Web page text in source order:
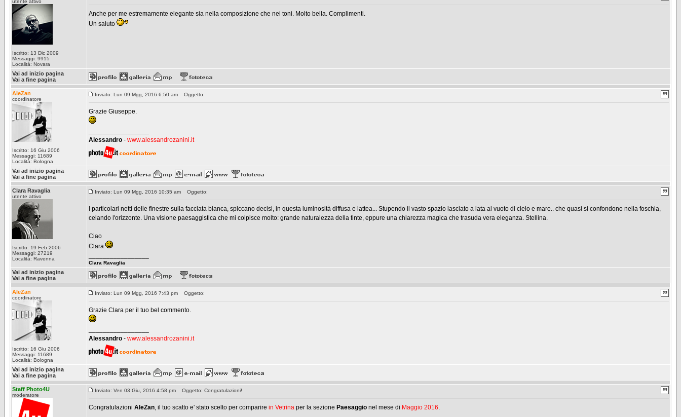
utente attivo
Iscritto: 13 Dic 2009
Messaggi: 9915
Località: Novara
Anche per me estremamente elegante sia nella composizione che nei toni. Molto bella. Complimenti.
Un saluto
Vai ad inizio pagina
Vai a fine pagina
AleZan
coordinatore
Iscritto: 16 Giu 2006
Messaggi: 11689
Località: Bologna
Inviato: Lun 09 Mgg, 2016 6:50 am Oggetto:
Grazie Giuseppe.
Alessandro - www.alessandrozanini.it
Vai ad inizio pagina
Vai a fine pagina
Clara Ravaglia
utente attivo
Iscritto: 19 Feb 2006
Messaggi: 27219
Località: Ravenna
Inviato: Lun 09 Mgg, 2016 10:35 am Oggetto:
I particolari netti delle finestre sulla facciata bianca, spiccano decisi, in questa luminosità diffusa e lattea... Stupendo il vasto spazio lasciato a lata al vuoto di cielo e mare.. che quasi si confondono nella foschia,
celando l'orizzonte. Una visione paesaggistica che mi colpisce molto: grande naturalezza della tinte, eppure una chiarezza magica che trasuda vera eleganza. Stellina.
Ciao
Clara
Clara Ravaglia
Vai ad inizio pagina
Vai a fine pagina
AleZan
coordinatore
Iscritto: 16 Giu 2006
Messaggi: 11689
Località: Bologna
Inviato: Lun 09 Mgg, 2016 7:43 pm Oggetto:
Grazie Clara per il tuo bel commento.
Alessandro - www.alessandrozanini.it
Vai ad inizio pagina
Vai a fine pagina
Staff Photo4U
moderatore
Inviato: Ven 03 Giu, 2016 4:58 pm Oggetto: Congratulazioni!
Congratulazioni AleZan, il tuo scatto e' stato scelto per comparire in Vetrina per la sezione Paesaggio nel mese di Maggio 2016.